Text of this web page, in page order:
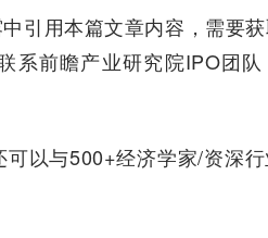
引用本篇文章内容，需要
系前瞻产业研究院IPO团
以与500+经济学家/资深